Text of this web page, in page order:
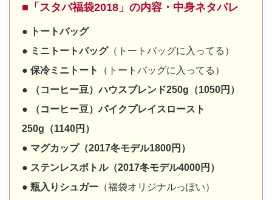
■「スタバ福袋2018」の内容・中身ネタバレ
● トートバッグ
● ミニトートバッグ（トートバッグに入ってる）
● 保冷ミニトート
（トートバッグに入ってる）
● （コーヒー豆）ハウスブレンド250g（1050円）
● （コーヒー豆）パイクプレイスロースト
250g（1140円）
● マグカップ（2017冬モデル1800円）
● ステンレスボトル（2017冬モデル4000円）
● 瓶入りシュガー （福袋オリジナルっぽい）